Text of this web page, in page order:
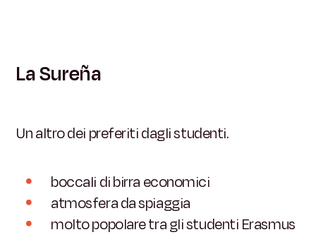
La Sureña
Un altro dei preferiti dagli studenti.
boccali di birra economici
atmosfera da spiaggia
molto popolare tra gli studenti Erasmus